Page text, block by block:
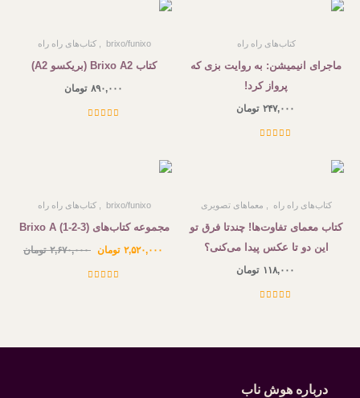
کتاب‌های راه راه
ماجرای انیمیشن: به روایت بزی که
پرواز کرد!
تومان
brixo/funixo کتاب‌های راه راه
کتاب Brixo A2 (بریکسو A2)
تومان
کتاب‌های راه راه معماهای تصویری
کتاب معمای تفاوت‌ها! چندتا فرق تو
این دو تا عکس پیدا می‌کنی؟
تومان
brixo/funixo کتاب‌های راه راه
مجموعه کتاب‌های Brixo A (1-2-3)
تومان ۲,۶۷۰,۰۰۰
قیمت تومان
قیمت
درباره هوش ناب